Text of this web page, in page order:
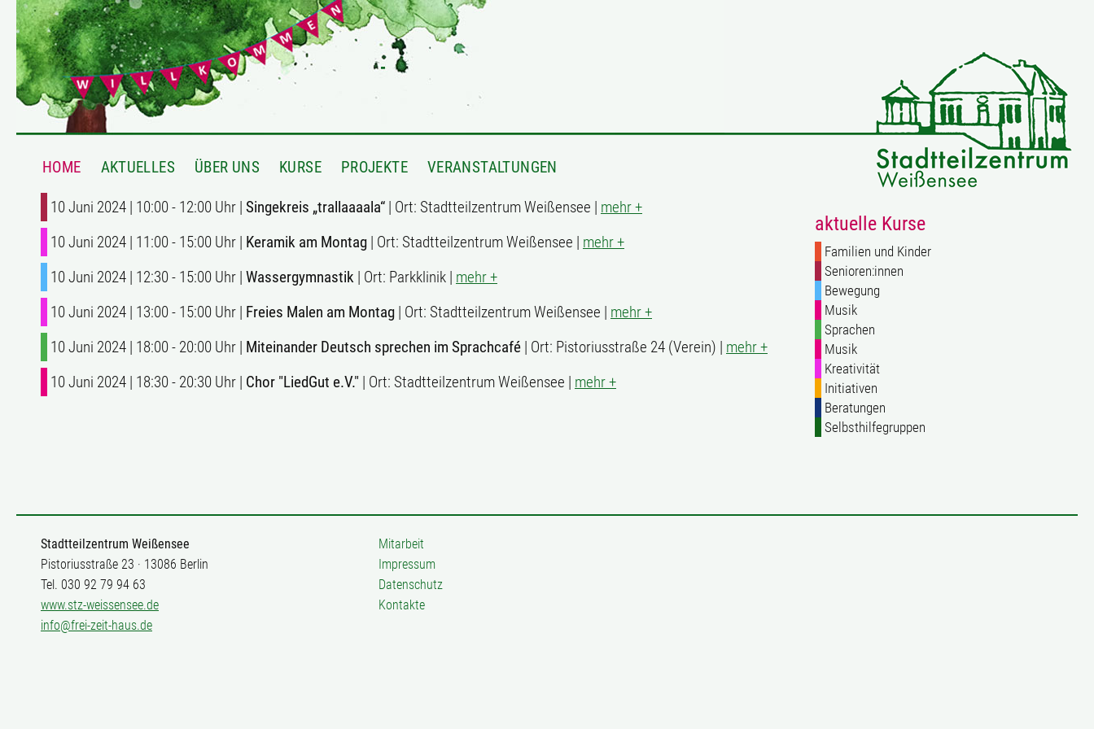
HOME AKTUELLES ÜBER UNS KURSE PROJEKTE VERANSTALTUNGEN
10 Juni 2024 | 10:00 - 12:00 Uhr | Singekreis „trallaaaala“ | Ort: Stadtteilzentrum Weißensee | mehr +
10 Juni 2024 | 11:00 - 15:00 Uhr | Keramik am Montag | Ort: Stadtteilzentrum Weißensee | mehr +
10 Juni 2024 | 12:30 - 15:00 Uhr | Wassergymnastik | Ort: Parkklinik | mehr +
10 Juni 2024 | 13:00 - 15:00 Uhr | Freies Malen am Montag | Ort: Stadtteilzentrum Weißensee | mehr +
10 Juni 2024 | 18:00 - 20:00 Uhr | Miteinander Deutsch sprechen im Sprachcafé | Ort: Pistoriusstraße 24 (Verein) | mehr +
10 Juni 2024 | 18:30 - 20:30 Uhr | Chor "LiedGut e.V." | Ort: Stadtteilzentrum Weißensee | mehr +
aktuelle Kurse
Familien und Kinder
Senioren:innen
Bewegung
Musik
Sprachen
Musik
Kreativität
Initiativen
Beratungen
Selbsthilfegruppen
Stadtteilzentrum Weißensee
Pistoriusstraße 23 · 13086 Berlin
Tel. 030 92 79 94 63
www.stz-weissensee.de
info@frei-zeit-haus.de
Mitarbeit
Impressum
Datenschutz
Kontakte